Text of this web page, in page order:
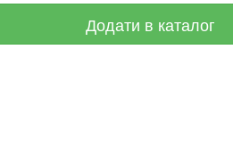
Додати в каталог